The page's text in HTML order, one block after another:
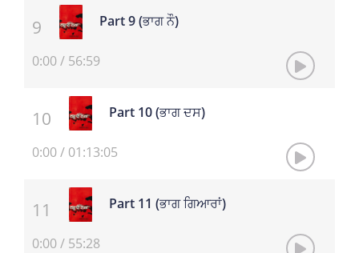
Part 9 (ਭਾਗ ਨੌ)
0:00/ 56:59
Part 10 (ਭਾਗ ਦਸ)
0:00/ 01:13:05
Part 11 (ਭਾਗ ਗਿਆਰਾਂ)
0:00/ 55:28